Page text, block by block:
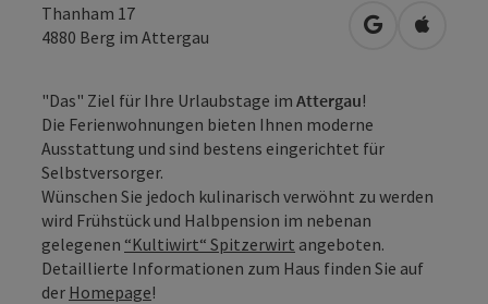
Thanham 17
4880 Berg im Attergau in Google
in
"Das" Ziel für Ihre Urlaubstage im Attergau!
Die Ferienwohnungen bieten Ihnen moderne
Ausstattung und sind bestens eingerichtet für
Selbstversorger.
Wünschen Sie jedoch kulinarisch verwöhnt zu werden
wird Frühstück und Halbpension im nebenan
gelegenen “Kultiwirt“ Spitzerwirt angeboten.
Detaillierte Informationen zum Haus finden Sie auf
der Homepage!